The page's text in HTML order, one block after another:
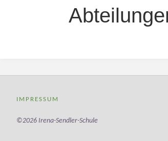
IMPRESSUM
©2026 Irena-Sendler-Schule